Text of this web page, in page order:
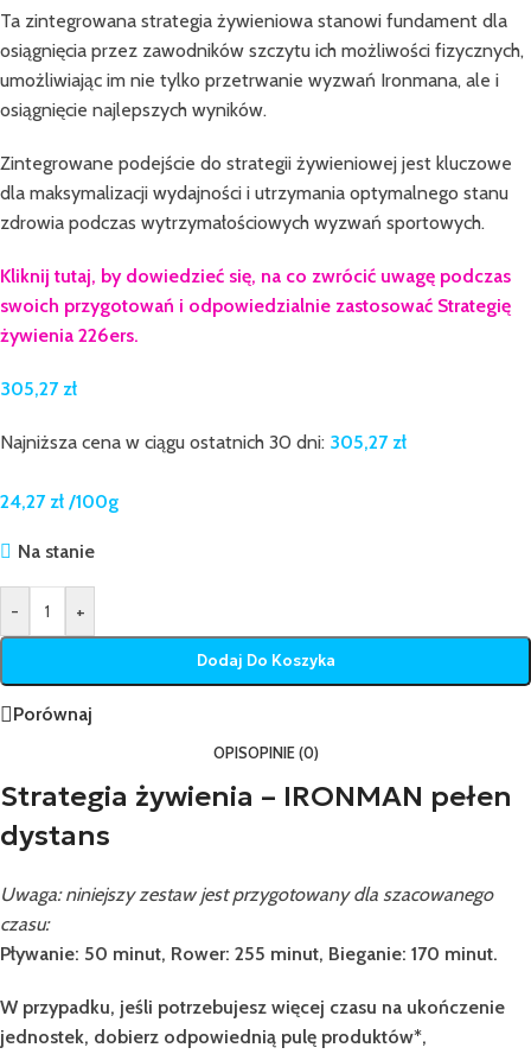
Ta zintegrowana strategia żywieniowa stanowi fundament dla
osiągnięcia przez zawodników szczytu ich możliwości fizycznych,
umożliwiając im nie tylko przetrwanie wyzwań Ironmana, ale i
osiągnięcie najlepszych wyników.
Zintegrowane podejście do strategii żywieniowej jest kluczowe
dla maksymalizacji wydajności i utrzymania optymalnego stanu
zdrowia podczas wytrzymałościowych wyzwań sportowych.
Kliknij tutaj, by dowiedzieć się, na co zwrócić uwagę podczas
swoich przygotowań i odpowiedzialnie zastosować Strategię
żywienia 226ers.
305,27 zł
Najniższa cena w ciągu ostatnich 30 dni: 305,27 zł
24,27 zł /100g
Na stanie
- +
Dodaj Do Koszyka
Porównaj
OPISOPINIE (0)
Strategia żywienia – IRONMAN pełen
dystans
Uwaga: niniejszy zestaw jest przygotowany dla szacowanego
czasu:
Pływanie: 50 minut, Rower: 255 minut, Bieganie: 170 minut.
W przypadku, jeśli potrzebujesz więcej czasu na ukończenie
jednostek, dobierz odpowiednią pulę produktów*,